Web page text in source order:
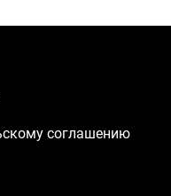
соглашению